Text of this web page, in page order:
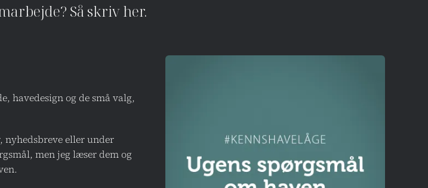
Så skriv her.
havedesign og de små valg,
nyhedsbreve eller under
men jeg læser dem og